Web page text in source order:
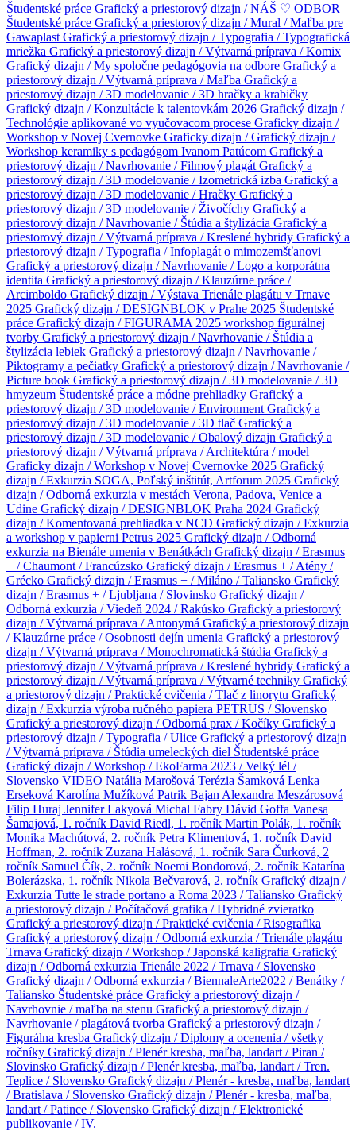
Študentské práce Grafický a priestorový dizajn / NÁŠ ♡ ODBOR
Študentské práce Grafický a priestorový dizajn / Mural / Maľba pre
Gawaplast Grafický a priestorový dizajn / Typografia / Typografická
mriežka Grafický a priestorový dizajn / Výtvarná príprava / Komix
Grafický dizajn / My spoločne pedagógovia na odbore Grafický a
priestorový dizajn / Výtvarná príprava / Maľba Grafický a
priestorový dizajn / 3D modelovanie / 3D hračky a krabičky
Grafický dizajn / Konzultácie k talentovkám 2026 Grafický dizajn /
Technológie aplikované vo vyučovacom procese Graficky dizajn /
Workshop v Novej Cvernovke Graficky dizajn /Grafický dizajn /
Workshop keramiky s pedagógom Ivanom Patúcom Grafický a
priestorový dizajn / Navrhovanie / Filmový plagát Grafický a
priestorový dizajn / 3D modelovanie / Izometrická izba Grafický a
priestorový dizajn / 3D modelovanie / Hračky Grafický a
priestorový dizajn / 3D modelovanie / Živočíchy Grafický a
priestorový dizajn / Navrhovanie / Štúdia a štylizácia Grafický a
priestorový dizajn / Výtvarná príprava / Kreslené hybridy Grafický a
priestorový dizajn / Typografia / Infoplagát o mimozemšťanovi
Grafický a priestorový dizajn / Navrhovanie / Logo a korporátna
identita Grafický a priestorový dizajn / Klauzúrne práce /
Arcimboldo Grafický dizajn / Výstava Trienále plagátu v Trnave
2025 Grafický dizajn / DESIGNBLOK v Prahe 2025 Študentské
práce Grafický dizajn / FIGURAMA 2025 workshop figurálnej
tvorby Grafický a priestorový dizajn / Navrhovanie / Štúdia a
štylizácia lebiek Grafický a priestorový dizajn / Navrhovanie /
Piktogramy a pečiatky Grafický a priestorový dizajn / Navrhovanie /
Picture book Grafický a priestorový dizajn / 3D modelovanie / 3D
hmyzeum Študentské práce a módne prehliadky Grafický a
priestorový dizajn / 3D modelovanie / Environment Grafický a
priestorový dizajn / 3D modelovanie / 3D tlač Grafický a
priestorový dizajn / 3D modelovanie / Obalový dizajn Grafický a
priestorový dizajn / Výtvarná príprava / Architektúra / model
Graficky dizajn / Workshop v Novej Cvernovke 2025 Grafický
dizajn / Exkurzia SOGA, Poľský inštitút, Artforum 2025 Grafický
dizajn / Odborná exkurzia v mestách Verona, Padova, Venice a
Udine Grafický dizajn / DESIGNBLOK Praha 2024 Grafický
dizajn / Komentovaná prehliadka v NCD Grafický dizajn / Exkurzia
a workshop v papierni Petrus 2025 Grafický dizajn / Odborná
exkurzia na Bienále umenia v Benátkách Grafický dizajn / Erasmus
+ / Chaumont / Francúzsko Grafický dizajn / Erasmus + / Atény /
Grécko Grafický dizajn / Erasmus + / Miláno / Taliansko Grafický
dizajn / Erasmus + / Ljubljana / Slovinsko Grafický dizajn /
Odborná exkurzia / Viedeň 2024 / Rakúsko Grafický a priestorový
dizajn / Výtvarná príprava / Antonymá Grafický a priestorový dizajn
/ Klauzúrne práce / Osobnosti dejín umenia Grafický a priestorový
dizajn / Výtvarná príprava / Monochromatická štúdia Grafický a
priestorový dizajn / Výtvarná príprava / Kreslené hybridy Grafický a
priestorový dizajn / Výtvarná príprava / Výtvarné techniky Grafický
a priestorový dizajn / Praktické cvičenia / Tlač z linorytu Grafický
dizajn / Exkurzia výroba ručného papiera PETRUS / Slovensko
Grafický a priestorový dizajn / Odborná prax / Kočíky Grafický a
priestorový dizajn / Typografia / Ulice Grafický a priestorový dizajn
/ Výtvarná príprava / Štúdia umeleckých diel Študentské práce
Grafický dizajn / Workshop / EkoFarma 2023 / Velký lél /
Slovensko VIDEO Natália Marošová Terézia Šamková Lenka
Erseková Karolína Mužíková Patrik Bajan Alexandra Meszárosová
Filip Huraj Jennifer Lakyová Michal Fabry Dávid Goffa Vanesa
Šamajová, 1. ročník David Riedl, 1. ročník Martin Polák, 1. ročník
Monika Machútová, 2. ročník Petra Klimentová, 1. ročník David
Hoffman, 2. ročník Zuzana Halásová, 1. ročník Sara Čurková, 2
ročník Samuel Čík, 2. ročník Noemi Bondorová, 2. ročník Katarína
Bolerázska, 1. ročník Nikola Bečvarová, 2. ročník Grafický dizajn /
Exkurzia Tutte le strade portano a Roma 2023 / Taliansko Grafický
a priestorový dizajn / Počítačová grafika / Hybridné zvieratko
Grafický a priestorový dizajn / Praktické cvičenia / Risografika
Grafický a priestorový dizajn / Odborná exkurzia / Trienále plagátu
Trnava Grafický dizajn / Workshop / Japonská kaligrafia Grafický
dizajn / Odborná exkurzia Trienále 2022 / Trnava / Slovensko
Grafický dizajn / Odborná exkurzia / BiennaleArte2022 / Benátky /
Taliansko Študentské práce Grafický a priestorový dizajn /
Navrhovnie / maľba na stenu Grafický a priestorový dizajn /
Navrhovanie / plagátová tvorba Grafický a priestorový dizajn /
Figurálna kresba Grafický dizajn / Diplomy a ocenenia / všetky
ročníky Grafický dizajn / Plenér kresba, maľba, landart / Piran /
Slovinsko Grafický dizajn / Plenér kresba, maľba, landart / Tren.
Teplice / Slovensko Grafický dizajn / Plenér - kresba, maľba, landart
/ Bratislava / Slovensko Grafický dizajn / Plenér - kresba, maľba,
landart / Patince / Slovensko Grafický dizajn / Elektronické
publikovanie / IV.